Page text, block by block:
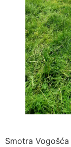
Smotra Vogošća